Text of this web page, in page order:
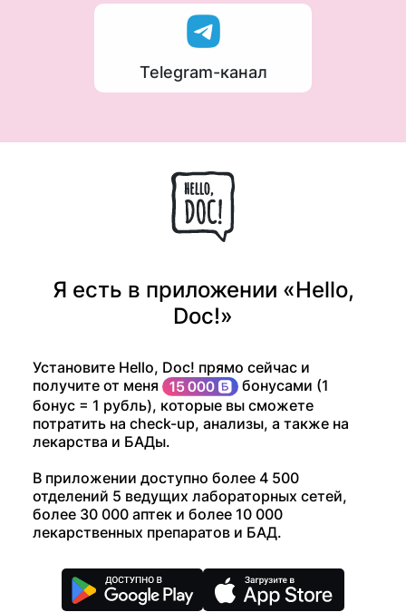
Telegram-канал
Я есть в приложении «Hello,
Doc!»
Установите Hello, Doc! прямо сейчас и
получите от меня
бонусами (1
бонус = 1 рубль), которые вы сможете
потратить на check-up, анализы, а также на
лекарства и БАДы.
В приложении доступно более 4 500
отделений 5 ведущих лабораторных сетей,
более 30 000 аптек и более 10 000
лекарственных препаратов и БАД.